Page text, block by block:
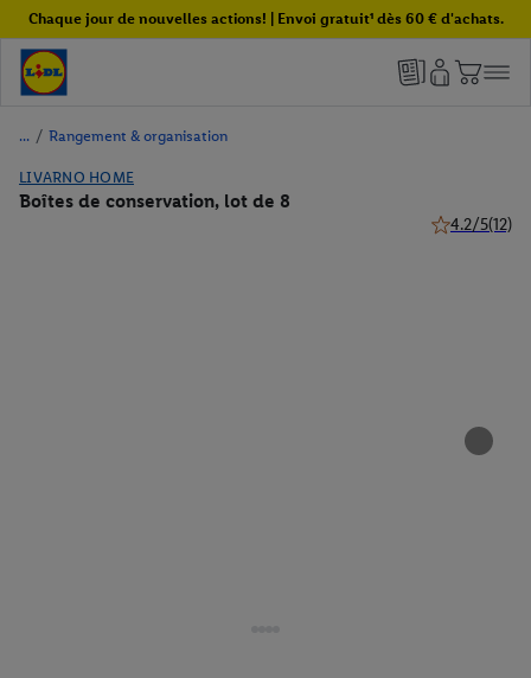
Chaque jour de nouvelles actions! | Envoi gratuit¹ dès 60 € d'achats.
/ Rangement & organisation
LIVARNO HOME
Boîtes de conservation, lot de 8
4.2/5(12)